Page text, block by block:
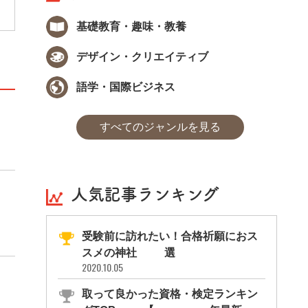
基礎教育・趣味・教養
デザイン・クリエイティブ
語学・国際ビジネス
すべてのジャンルを見る
人気記事ランキング
受験前に訪れたい！合格祈願におス
スメの神社11選
2020.10.05
取って良かった資格・検定ランキン